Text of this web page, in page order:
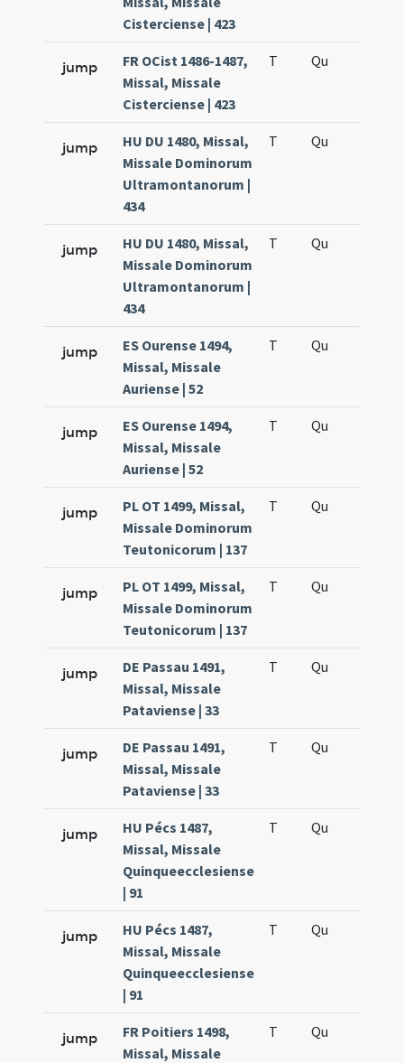
Cisterciense | 423
jump
FR OCist 1486-1487,
Missal, Missale
Cisterciense | 423
T Qu
jump
HU DU 1480, Missal,
Missale Dominorum
Ultramontanorum |
434
T Qu
jump
HU DU 1480, Missal,
Missale Dominorum
Ultramontanorum |
434
T Qu
jump
ES Ourense 1494,
Missal, Missale
Auriense | 52
T Qu
jump
ES Ourense 1494,
Missal, Missale
Auriense | 52
T Qu
jump
PL OT 1499, Missal,
Missale Dominorum
Teutonicorum | 137
T Qu
jump
PL OT 1499, Missal,
Missale Dominorum
Teutonicorum | 137
T Qu
jump
DE Passau 1491,
Missal, Missale
Pataviense | 33
T Qu
jump
DE Passau 1491,
Missal, Missale
Pataviense | 33
T Qu
jump
HU Pécs 1487,
Missal, Missale
Quinqueecclesiense
| 91
T Qu
jump
HU Pécs 1487,
Missal, Missale
Quinqueecclesiense
| 91
T Qu
jump
FR Poitiers 1498,
Missal, Missale
T Qu